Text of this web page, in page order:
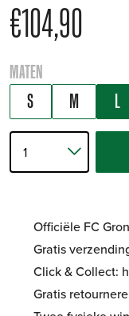
€104,90
MATEN
S M L
Officiële FC
Gratis
Click & Collect:
Gratis